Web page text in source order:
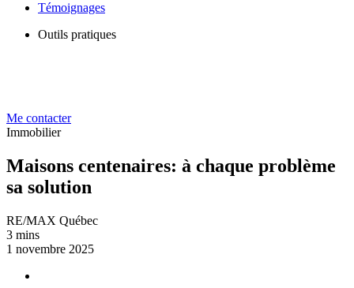
Témoignages
Outils pratiques
Me contacter
Immobilier
Maisons centenaires: à chaque problème
sa solution
RE/MAX Québec
3 mins
1 novembre 2025